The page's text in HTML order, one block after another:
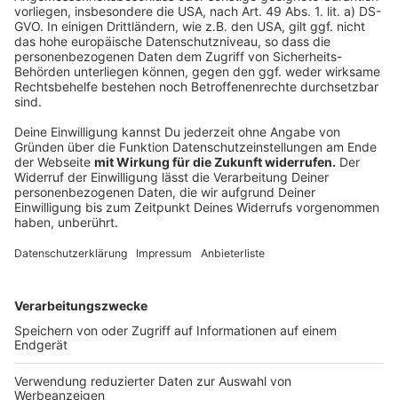
ziehen, sein Event abzusagen?
Anzeige
Bei dieser Frage komme es "stark auf den Einzelfall
Messe mit hohem italienischen oder asisatischem
Gästeprofil oder eine Veranstaltung an einem Ort mit
einer hohen "Coronafallanzahl". Funke weist bei dieser
Frage auch auf Richtlinien des Robert-Koch-Instituts
(RKI) hin. Eine Richtlinie könnte hierbei sein, bei Gästen
einer Veranstaltung aus Risikogebieten (wie China,
Anzeige
Gibt es Ausnahmen, bei denen Besucher